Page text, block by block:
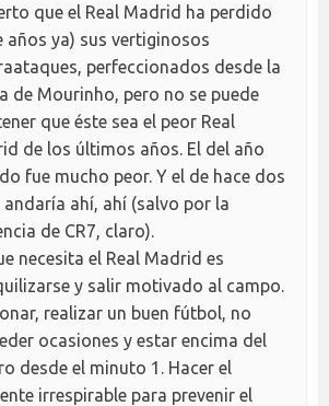
que el Real Madrid ha perdido
años ya) sus vertiginosos
perfeccionados desde la
de Mourinho, pero no se puede
que éste sea el peor Real
de los últimos años. El del año
fue mucho peor. Y el de hace dos
andaría ahí, ahí (salvo por la
de CR7, claro).
necesita el Real Madrid es
y salir motivado al campo.
realizar un buen fútbol, no
ocasiones y estar encima del
desde el minuto 1. Hacer el
irrespirable para prevenir el